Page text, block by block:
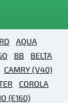
AQUA
BB
BELTA
CAMRY (V40)
COROLA
(E160)